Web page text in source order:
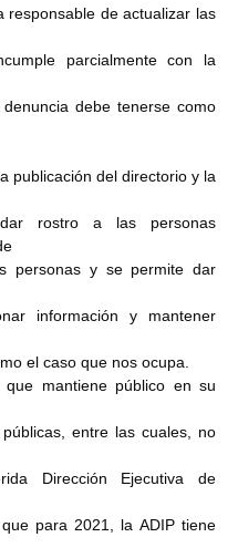
responsable de actualizar las
parcialmente con la
debe tenerse como
publicación del directorio y la
rostro a las personas
personas y se permite dar
información y mantener
el caso que nos ocupa.
mantiene público en su
entre las cuales, no
Dirección Ejecutiva de
para 2021, la ADIP tiene